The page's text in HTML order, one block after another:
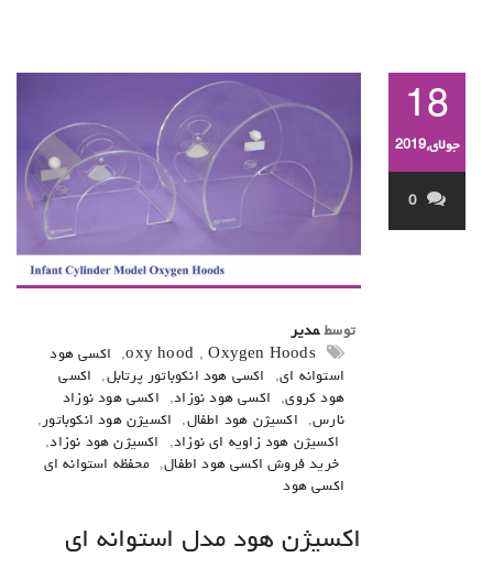
18
جولای,2019
0
توسط مدیر
oxy hood ,Oxygen Hoods
,
اکسی هود
استوانه ای, اکسی هود انکوباتور پرتابل,
اکسی
هود کروی, اکسی هود نوزاد,
اکسی هود نوزاد
نارس, اکسیژن هود اطفال, اکسیژن هود انکوباتور ,
اکسیژن هود زاویه ای نوزاد, اکسیژن هود نوزاد,
خرید فروش اکسی هود اطفال,
محفظه استوانه ای
اکسی هود
اکسیژن هود مدل استوانه ای